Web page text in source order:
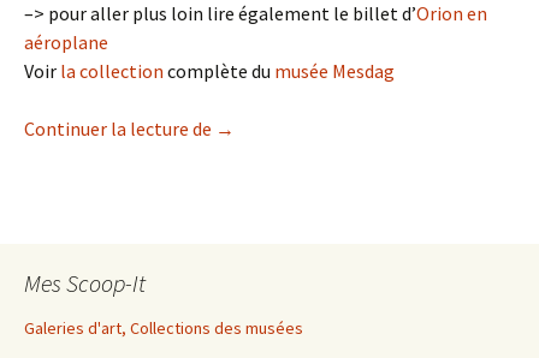
–> pour aller plus loin lire également le billet d’Orion en
aéroplane
Voir la collection complète du musée Mesdag
Continuer la lecture de L’escapade aux Pays-Bas
→
Mes Scoop-It
Galeries d'art, Collections des musées